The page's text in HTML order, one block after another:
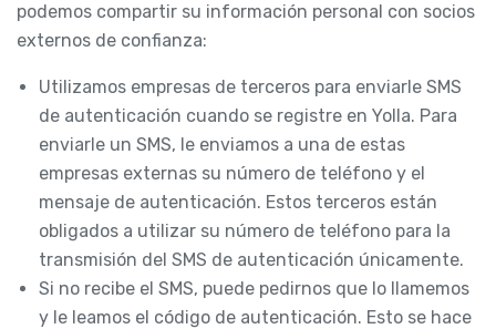
podemos compartir su información personal con socios
externos de confianza:
Utilizamos empresas de terceros para enviarle SMS
de autenticación cuando se registre en Yolla. Para
enviarle un SMS, le enviamos a una de estas
empresas externas su número de teléfono y el
mensaje de autenticación. Estos terceros están
obligados a utilizar su número de teléfono para la
transmisión del SMS de autenticación únicamente.
Si no recibe el SMS, puede pedirnos que lo llamemos
y le leamos el código de autenticación. Esto se hace